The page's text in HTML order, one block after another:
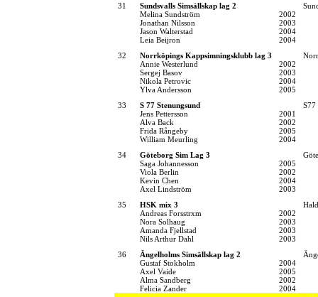
31
Sundsvalls Simsällskap lag 2
Melina Sundström
2002
Jonathan Nilsson
2003
Jason Walterstad
2004
Leia Beijron
2004
32
Norrköpings Kappsimningsklubb lag 3
Annie Westerlund
2002
Sergej Basov
2003
Nikola Petrovic
2004
Ylva Andersson
2005
33
S 77 Stenungsund
S77
Jens Pettersson
2001
Alva Back
2002
Frida Rångeby
2005
William Meurling
2004
34
Göteborg Sim Lag 3
Saga Johannesson
2005
Viola Berlin
2002
Kevin Chen
2004
Axel Lindström
2003
35
HSK mix 3
Andreas Forsstrxm
2002
Nora Solhaug
2003
Amanda Fjellstad
2003
Nils Arthur Dahl
2003
36
Ängelholms Simsällskap lag 2
Gustaf Stokholm
2004
Axel Vaide
2005
Alma Sandberg
2002
Felicia Zander
2004